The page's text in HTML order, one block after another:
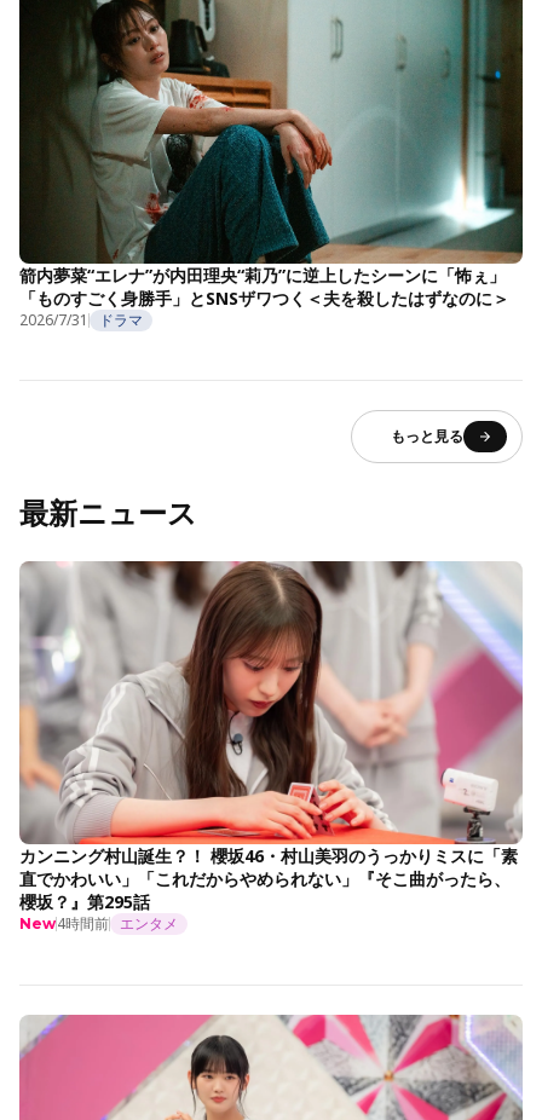
箭内夢菜“エレナ”が内田理央“莉乃”に逆上したシーンに「怖ぇ」
「ものすごく身勝手」とSNSザワつく＜夫を殺したはずなのに＞
2026/7/31 ドラマ
もっと見る
最新ニュース
カンニング村山誕生？！ 櫻坂46・村山美羽のうっかりミスに「素
直でかわいい」「これだからやめられない」『そこ曲がったら、
櫻坂？』第295話
New4時間前 エンタメ